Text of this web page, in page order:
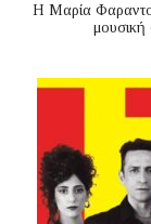
Η Μαρία